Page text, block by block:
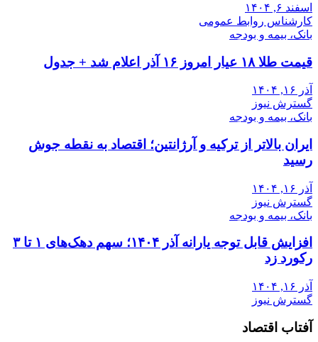
اسفند ۶, ۱۴۰۴
کارشناس روابط عمومی
بانک، بیمه و بودجه
قیمت طلا ۱۸ عیار امروز ۱۶ آذر اعلام شد + جدول
آذر ۱۶, ۱۴۰۴
گسترش نیوز
بانک، بیمه و بودجه
ایران بالاتر از ترکیه و آرژانتین؛ اقتصاد به نقطه جوش
رسید
آذر ۱۶, ۱۴۰۴
گسترش نیوز
بانک، بیمه و بودجه
افزایش قابل توجه یارانه آذر ۱۴۰۴؛ سهم دهک‌های ۱ تا ۳
رکورد زد
آذر ۱۶, ۱۴۰۴
گسترش نیوز
آفتاب اقتصاد